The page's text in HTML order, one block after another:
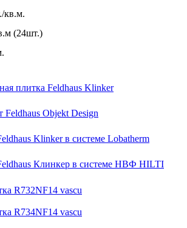
кв.м.
(24шт.)
плитка Feldhaus Klinker
Objekt Design
Klinker в системе Lobatherm
Клинкер в системе НВФ HILTI
R732NF14 vascu
R734NF14 vascu